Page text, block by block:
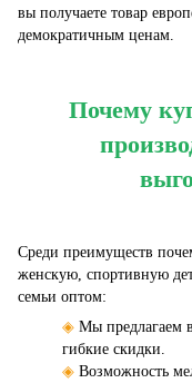
вы получаете товар
демократичным ценам.
Почему
Среди преимуществ
женскую, спортивную
семьи оптом:
◈ Мы предлагаем
гибкие скидки.
◈ Возможность